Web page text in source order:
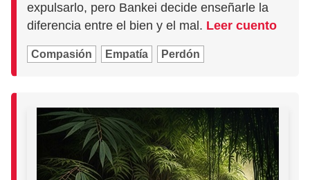
expulsarlo, pero Bankei decide enseñarle la
diferencia entre el bien y el mal. Leer cuento
Compasión Empatía Perdón